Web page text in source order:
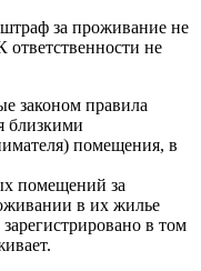
штраф за проживание не
ответственности не
законом правила
близкими
помещения, в
помещений за
в их жилье
в том